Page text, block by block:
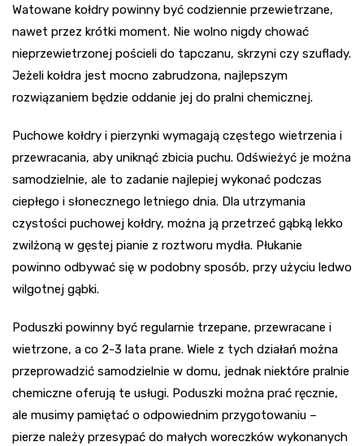
Watowane kołdry powinny być codziennie przewietrzane,
nawet przez krótki moment. Nie wolno nigdy chować
nieprzewietrzonej pościeli do tapczanu, skrzyni czy szuflady.
Jeżeli kołdra jest mocno zabrudzona, najlepszym
rozwiązaniem będzie oddanie jej do pralni chemicznej.
Puchowe kołdry i pierzynki wymagają częstego wietrzenia i
przewracania, aby uniknąć zbicia puchu. Odświeżyć je można
samodzielnie, ale to zadanie najlepiej wykonać podczas
ciepłego i słonecznego letniego dnia. Dla utrzymania
czystości puchowej kołdry, można ją przetrzeć gąbką lekko
zwilżoną w gęstej pianie z roztworu mydła. Płukanie
powinno odbywać się w podobny sposób, przy użyciu ledwo
wilgotnej gąbki.
Poduszki powinny być regularnie trzepane, przewracane i
wietrzone, a co 2-3 lata prane. Wiele z tych działań można
przeprowadzić samodzielnie w domu, jednak niektóre pralnie
chemiczne oferują te usługi. Poduszki można prać ręcznie,
ale musimy pamiętać o odpowiednim przygotowaniu –
pierze należy przesypać do małych woreczków wykonanych